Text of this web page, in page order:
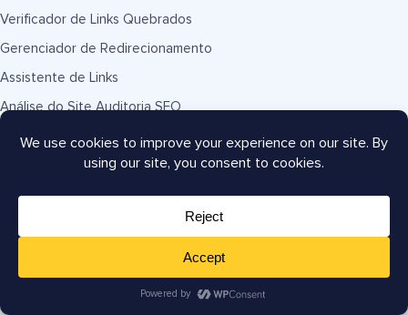
Verificador de Links Quebrados
Gerenciador de Redirecionamento
Assistente de Links
Análise do Site Auditoria SEO
Sitemaps XML Inteligentes
Conteúdo do Rodapé RSS
Função de Gerente de SEO
Google Search Console
Links Úteis